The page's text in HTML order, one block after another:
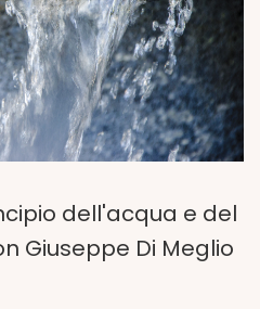
dell'acqua e del
Giuseppe Di Meglio